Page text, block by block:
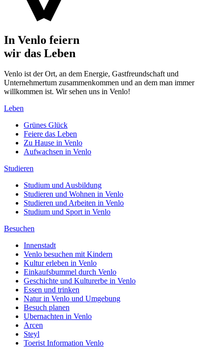
In Venlo feiern
wir das Leben
Venlo ist der Ort, an dem Energie, Gastfreundschaft und
Unternehmertum zusammenkommen und an dem man immer
willkommen ist. Wir sehen uns in Venlo!
Leben
Grünes Glück
Feiere das Leben
Zu Hause in Venlo
Aufwachsen in Venlo
Studieren
Studium und Ausbildung
Studieren und Wohnen in Venlo
Studieren und Arbeiten in Venlo
Studium und Sport in Venlo
Besuchen
Innenstadt
Venlo besuchen mit Kindern
Kultur erleben in Venlo
Einkaufsbummel durch Venlo
Geschichte und Kulturerbe in Venlo
Essen und trinken
Natur in Venlo und Umgebung
Besuch planen
Ubernachten in Venlo
Arcen
Steyl
Toerist Information Venlo